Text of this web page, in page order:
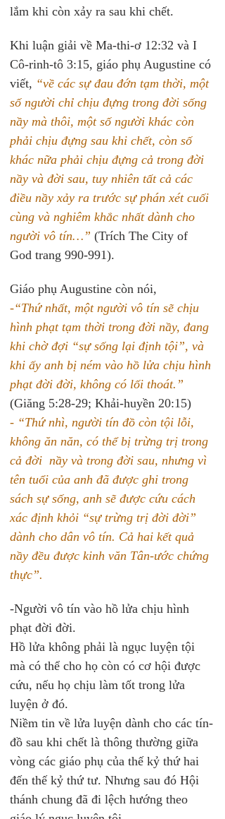
lắm khi còn xảy ra sau khi chết.
Khi luận giải về Ma-thi-ơ 12:32 và I
Cô-rinh-tô 3:15, giáo phụ Augustine có
viết, “về các sự đau đớn tạm thời, một
số người chỉ chịu đựng trong đời sống
nầy mà thôi, một số người khác còn
phải chịu đựng sau khi chết, còn số
khác nữa phải chịu đựng cả trong đời
nầy và đời sau, tuy nhiên tất cả các
điều nầy xảy ra trước sự phán xét cuối
cùng và nghiêm khắc nhất dành cho
người vô tín…” (Trích The City of
God trang 990-991).
Giáo phụ Augustine còn nói,
-“Thứ nhất, một người vô tín sẽ chịu
hình phạt tạm thời trong đời nầy, đang
khi chờ đợi “sự sống lại định tội”, và
khi ấy anh bị ném vào hồ lửa chịu hình
phạt đời đời, không có lối thoát.”
(Giăng 5:28-29; Khải-huyền 20:15)
- “Thứ nhì, người tín đồ còn tội lỗi,
không ăn năn, có thể bị trừng trị trong
cả đời  nầy và trong đời sau, nhưng vì
tên tuổi của anh đã được ghi trong
sách sự sống, anh sẽ được cứu cách
xác định khỏi “sự trừng trị đời đời”
dành cho dân vô tín. Cả hai kết quả
nầy đều được kinh văn Tân-ước chứng
thực”.
-Người vô tín vào hồ lửa chịu hình
phạt đời đời.
Hồ lửa không phải là ngục luyện tội
mà có thể cho họ còn có cơ hội được
cứu, nếu họ chịu làm tốt trong lửa
luyện ở đó.
Niềm tin về lửa luyện dành cho các tín-
đồ sau khi chết là thông thường giữa
vòng các giáo phụ của thế kỷ thứ hai
đến thế kỷ thứ tư. Nhưng sau đó Hội
thánh chung đã đi lệch hướng theo